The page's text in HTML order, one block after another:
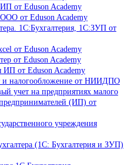
от Eduson Academy
от Eduson Academy
1С:Бухгалтерия, 1С:ЗУП от
от Eduson Academy
от Eduson Academy
ИП от Eduson Academy
и налогообложение от НИИДПО
учет на предприятиях малого
(ИП) от
учреждения
(1С: Бухгалтерия и ЗУП)